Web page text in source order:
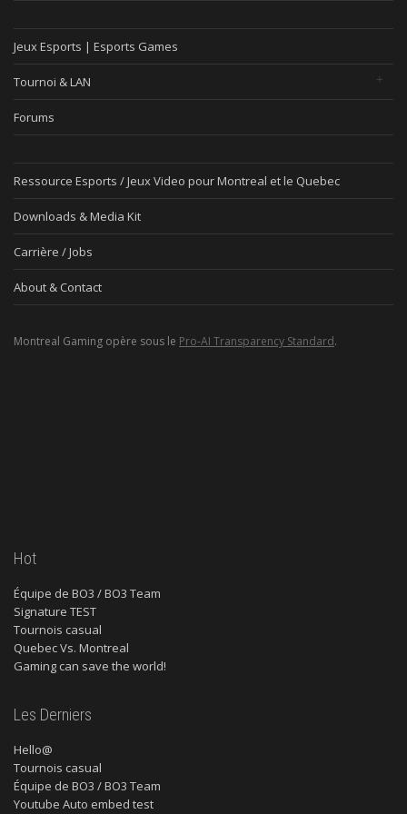
Jeux Esports | Esports Games
Tournoi & LAN
Forums
Ressource Esports / Jeux Video pour Montreal et le Quebec
Downloads & Media Kit
Carrière / Jobs
About & Contact
Montreal Gaming opère sous le Pro-AI Transparency Standard.
Hot
Équipe de BO3 / BO3 Team
Signature TEST
Tournois casual
Quebec Vs. Montreal
Gaming can save the world!
Les Derniers
Hello@
Tournois casual
Équipe de BO3 / BO3 Team
Youtube Auto embed test